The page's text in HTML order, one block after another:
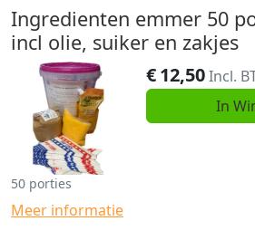
Ingredienten emmer 50
incl olie, suiker en zakjes
€12,50Incl.
In
50 porties
Meer informatie